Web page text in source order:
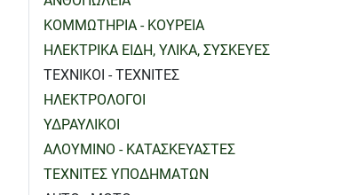
ΚΟΜΜΩΤΗΡΙΑ - ΚΟΥΡΕΙΑ
ΗΛΕΚΤΡΙΚΑ ΕΙΔΗ, ΥΛΙΚΑ, ΣΥΣΚΕΥΕΣ
ΤΕΧΝΙΚΟΙ - ΤΕΧΝΙΤΕΣ
ΗΛΕΚΤΡΟΛΟΓΟΙ
ΥΔΡΑΥΛΙΚΟΙ
ΑΛΟΥΜΙΝΟ - ΚΑΤΑΣΚΕΥΑΣΤΕΣ
ΤΕΧΝΙΤΕΣ ΥΠΟΔΗΜΑΤΩΝ